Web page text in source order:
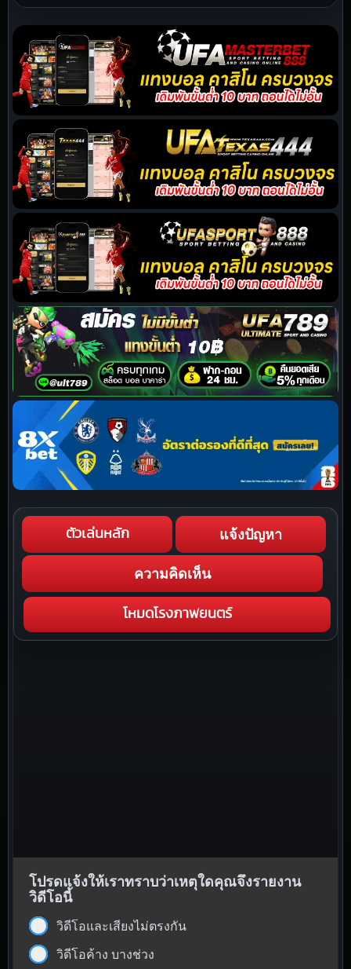
ตัวเล่นหลัก แจ้งปัญหา
ความคิดเห็น
โหมดโรงภาพยนตร์
โปรดแจ้งให้เราทราบว่าเหตุใดคุณจึงรายงาน
วิดีโอนี้
วิดีโอและเสียงไม่ตรงกัน
วิดีโอค้าง บางช่วง